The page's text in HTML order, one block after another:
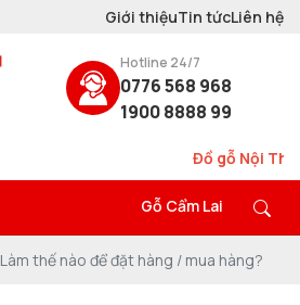
Giới thiệuTin tứcLiên hệ
Hotline 24/7
0776 568 968
1900 8888 99
Đồ gỗ Nội Thất
Gỗ Cẩm Lai
Làm thế nào để đặt hàng / mua hàng?